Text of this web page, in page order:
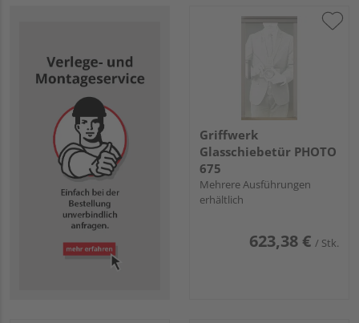
Griffwerk
Glasschiebetür PHOTO
675
Mehrere Ausführungen
erhältlich
623,38 € / Stk.